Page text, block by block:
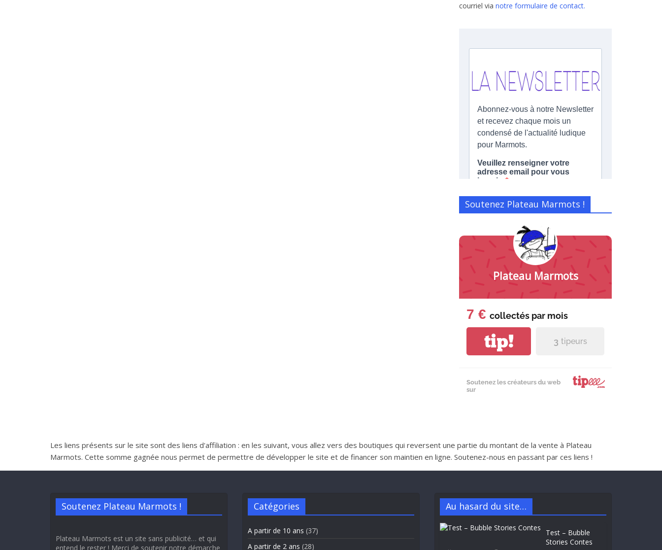
courriel via notre formulaire de contact.
Soutenez Plateau Marmots !
Plateau Marmots
7 € collectés par mois
tip! 3 tipeurs
Soutenez les créateurs du web
sur
Les liens présents sur le site sont des liens d'affiliation : en les suivant, vous allez vers des boutiques qui reversent une partie du montant de la vente à Plateau
Marmots. Cette somme gagnée nous permet de permettre de développer le site et de financer son maintien en ligne. Soutenez-nous en passant par ces liens !
Soutenez Plateau Marmots !
Plateau Marmots est un site sans publicité… et qui
entend le rester ! Merci de soutenir notre démarche
Catégories
A partir de 10 ans (37)
A partir de 2 ans (28)
Au hasard du site…
Test – Bubble
Stories Contes